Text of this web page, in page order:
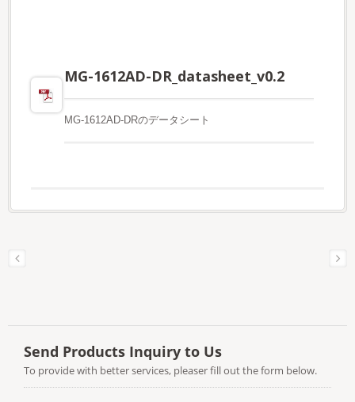
MG-1612AD-DR_datasheet_v0.2
MG-1612AD-DRのデータシート